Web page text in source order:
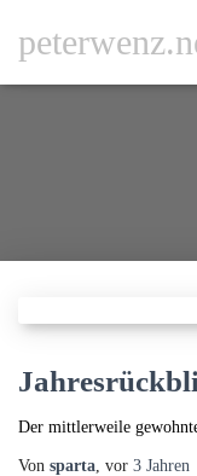
Der mittlerweile
Von sparta, vor 3 Jahren